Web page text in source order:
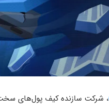
، شرکت سازنده کیف پول‌های